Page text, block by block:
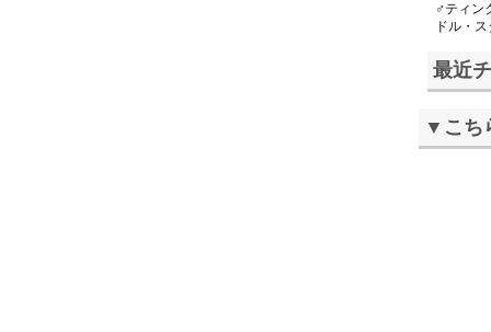
♂ティン
ドル・
最近
▼こち